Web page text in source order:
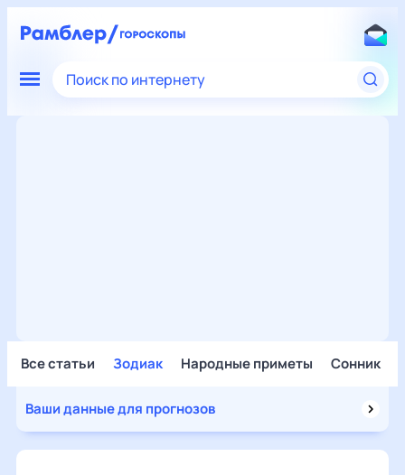
Поиск по интернету
Все статьи Зодиак Народные приметы Сонник
Ваши данные для прогнозов